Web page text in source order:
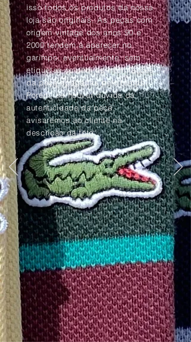
isso todos os produtos da nossa
loja são originais. As peças com
origem vintage dos anos 90 e
2000 tendem à aparecer no
garimpo, eventualmente, sem
etiquetas ou com as informações
da peça apagadas pelo tempo.
Porém, se houver dúvida da
autenticidade da peça,
avisaremos ao cliente na
descrição da foto.